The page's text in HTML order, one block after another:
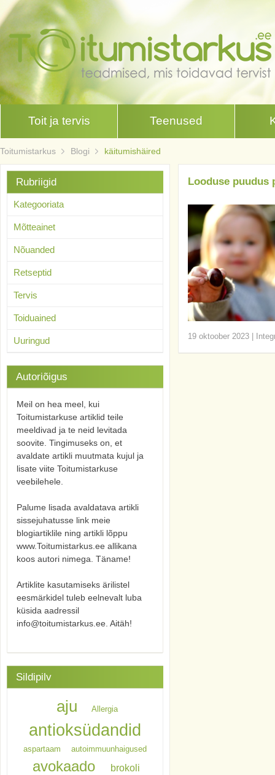
Toit ja tervis Teenused
Toitumistarkus Blogi käitumishäired
Looduse puudus
19 oktoober 2023
Rubriigid
Kategooriata
Mõtteainet
Nõuanded
Retseptid
Tervis
Toiduained
Uuringud
Autoriõigus
Meil on hea meel, kui
Toitumistarkuse artiklid teile
meeldivad ja te neid levitada
soovite. Tingimuseks on, et
avaldate artikli muutmata kujul ja
lisate viite Toitumistarkuse
veebilehele.
Palume lisada avaldatava artikli
sissejuhatusse link meie
blogiartiklile ning artikli lõppu
www.Toitumistarkus.ee allikana
koos autori nimega. Täname!
Artiklite kasutamiseks ärilistel
eesmärkidel tuleb eelnevalt luba
küsida aadressil
info@toitumistarkus.ee. Aitäh!
Sildipilv
aju Allergia
antioksüdandid
aspartaam autoimmuunhaigused
avokaado brokoli